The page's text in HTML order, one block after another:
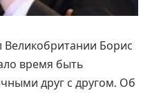
Борис
время быть
друг с другом. Об